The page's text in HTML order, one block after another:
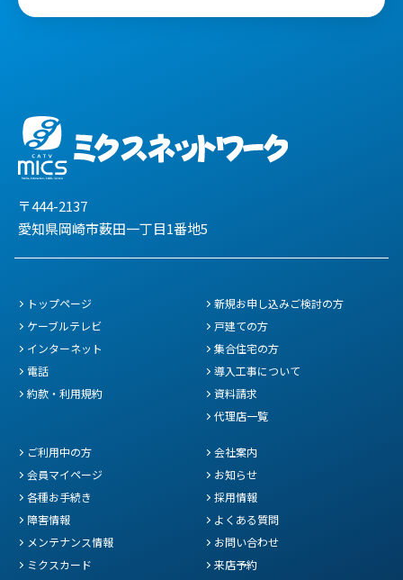
〒444-2137
愛知県岡崎市薮田一丁目1番地5
トップページ
ケーブルテレビ
インターネット
電話
約款・利用規約
新規お申し込みご検討の方
戸建ての方
集合住宅の方
導入工事について
資料請求
代理店一覧
ご利用中の方
会員マイページ
各種お手続き
障害情報
メンテナンス情報
ミクスカード
会社案内
お知らせ
採用情報
よくある質問
お問い合わせ
来店予約